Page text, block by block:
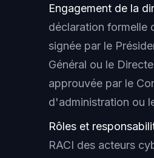
Engagement de la
déclaration formelle
signée par le
Général ou le
approuvée par le
d'administration ou
Rôles et
RACI des acteurs